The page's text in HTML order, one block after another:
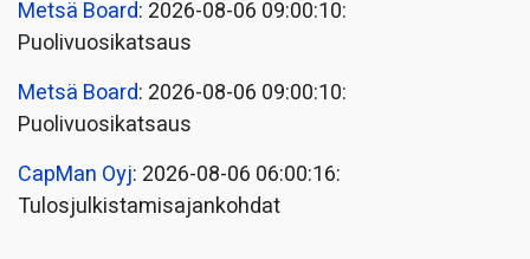
Metsä Board: 2026-08-06 09:00:10:
Puolivuosikatsaus
Metsä Board: 2026-08-06 09:00:10:
Puolivuosikatsaus
CapMan Oyj: 2026-08-06 06:00:16:
Tulosjulkistamisajankohdat